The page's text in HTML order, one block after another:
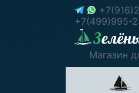
+7(499)995-
Магазин